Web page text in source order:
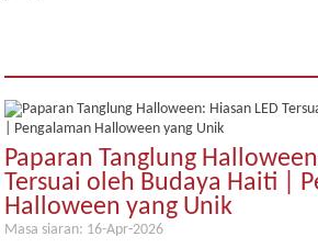
Paparan Tanglung
Tersuai oleh Budaya Haiti |
Halloween yang Unik
Masa siaran: 16-Apr-2026